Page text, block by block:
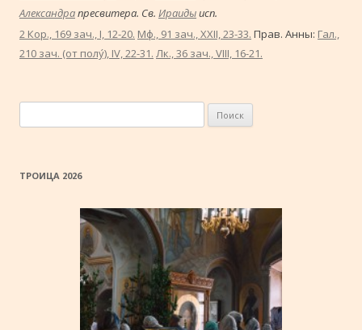
Александрапресвитера. Св. Ираидыисп.
2 Кор., 169 зач., I, 12-20. Мф., 91 зач., XXII, 23-33. Прав. Анны: Гал.,
210 зач. (от полу́), IV, 22-31. Лк., 36 зач., VIII, 16-21.
ТРОИЦА 2026